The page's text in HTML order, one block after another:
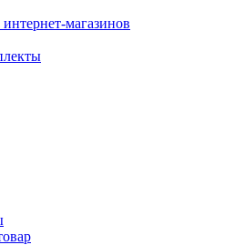
магазинов